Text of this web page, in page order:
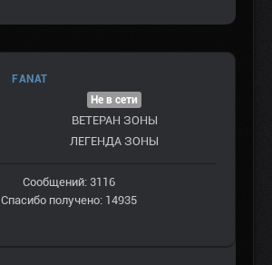
FANAT
Не в сети
ВЕТЕРАН ЗOНЫ
ЛЕГЕНДА ЗОНЫ
Сообщений: 3116
Спасибо получено: 14935